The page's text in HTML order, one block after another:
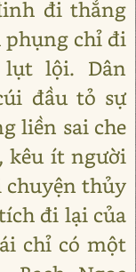
đi thẳng
phụng chỉ đi
lụt lội. Dân
đầu tỏ sự
liền sai che
kêu ít người
chuyện thủy
đi lại của
chỉ có một